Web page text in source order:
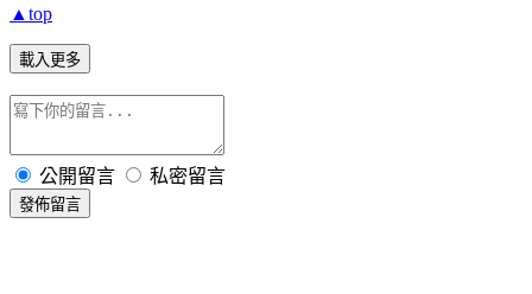
▲top
載入更多
公開留言 私密留言
發佈留言